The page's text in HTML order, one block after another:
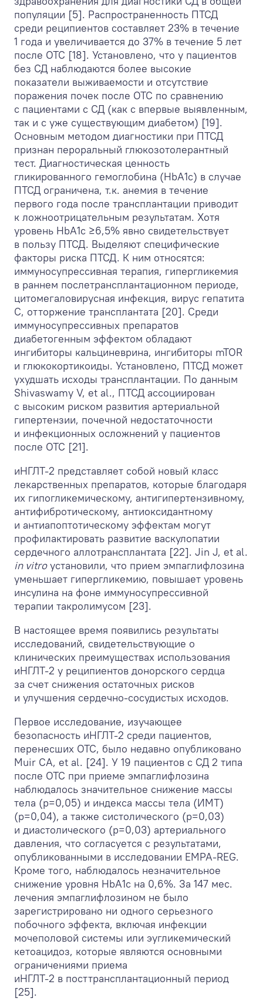
популяции [5]. Распространенность ПТСД
среди реципиентов составляет 23% в течение
1 года и увеличивается до 37% в течение 5 лет
после ОТС [18]. Установлено, что у пациентов
без СД наблюдаются более высокие
показатели выживаемости и отсутствие
поражения почек после ОТС по сравнению
с пациентами с СД (как с впервые выявленным,
так и с уже существующим диабетом) [19].
Основным методом диагностики при ПТСД
признан пероральный глюкозотолерантный
тест. Диагностическая ценность
гликированного гемоглобина (HbA1с) в случае
ПТСД ограничена, т.к. анемия в течение
первого года после трансплантации приводит
к ложноотрицательным результатам. Хотя
уровень HbA1с ≥6,5% явно свидетельствует
в пользу ПТСД. Выделяют специфические
факторы риска ПТСД. К ним относятся:
иммуносупрессивная терапия, гипергликемия
в раннем послетрансплантационном периоде,
цитомегаловирусная инфекция, вирус гепатита
С, отторжение трансплантата [20]. Среди
иммуносупрессивных препаратов
диабетогенным эффектом обладают
ингибиторы кальциневрина, ингибиторы mTOR
и глюкокортикоиды. Установлено, ПТСД может
ухудшать исходы трансплантации. По данным
Shivaswamy V, et al., ПТСД ассоциирован
с высоким риском развития артериальной
гипертензии, почечной недостаточности
и инфекционных осложнений у пациентов
после ОТС [21].
иНГЛТ-2 представляет собой новый класс
лекарственных препаратов, которые благодаря
их гипогликемическому, антигипертензивному,
антифибротическому, антиоксидантному
и антиапоптотическому эффектам могут
профилактировать развитие васкулопатии
сердечного аллотрансплантата [22]. Jin J, et al.
in vitroустановили, что прием эмпаглифлозина
уменьшает гипергликемию, повышает уровень
инсулина на фоне иммуносупрессивной
терапии такролимусом [23].
В настоящее время появились результаты
исследований, свидетельствующие о
клинических преимуществах использования
иНГЛТ-2 у реципиентов донорского сердца
за счет снижения остаточных рисков
и улучшения сердечно-сосудистых исходов.
Первое исследование, изучающее
безопасность иНГЛТ-2 среди пациентов,
перенесших ОТС, было недавно опубликовано
Muir CA, et al. [24]. У 19 пациентов с СД 2 типа
после ОТС при приеме эмпаглифлозина
наблюдалось значительное снижение массы
тела (р=0,05) и индекса массы тела (ИМТ)
(р=0,04), а также систолического (р=0,03)
и диастолического (р=0,03) артериального
давления, что согласуется с результатами,
опубликованными в исследовании EMPA-REG.
Кроме того, наблюдалось незначительное
снижение уровня HbA1c на 0,6%. За 147 мес.
лечения эмпаглифлозином не было
зарегистрировано ни одного серьезного
побочного эффекта, включая инфекции
мочеполовой системы или эугликемический
кетоацидоз, которые являются основными
ограничениями приема
иНГЛТ-2 в посттрансплантационный период
[25].